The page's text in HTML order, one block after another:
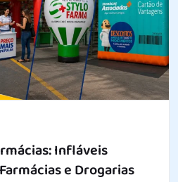
Infláveis
e Drogarias